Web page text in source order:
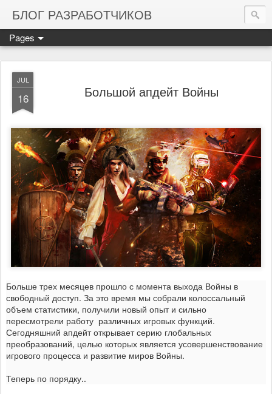
БЛОГ РАЗРАБОТЧИКОВ
Pages
JUL
16 Большой апдейт Войны
Больше трех месяцев прошло с момента выхода Войны в
свободный доступ. За это время мы собрали колоссальный
объем статистики, получили новый опыт и сильно
пересмотрели работу различных игровых функций.
Сегодняшний апдейт открывает серию глобальных
преобразований, целью которых является усовершенствование
игрового процесса и развитие миров Войны.
Теперь по порядку..